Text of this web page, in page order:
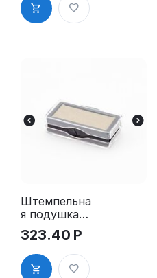
Штемпельна
я подушка
для GRM
4912 2Pads
323.40 Р